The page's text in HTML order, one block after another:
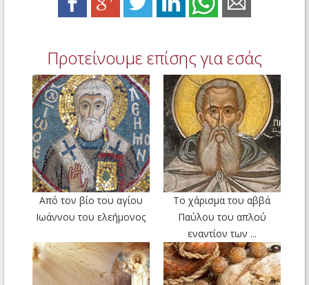
Προτείνουμε επίσης για εσάς
Από τον βίο του αγίου
Ιωάννου του ελεήμονος
Το χάρισμα του αββά
Παύλου του απλού
εναντίον των ...